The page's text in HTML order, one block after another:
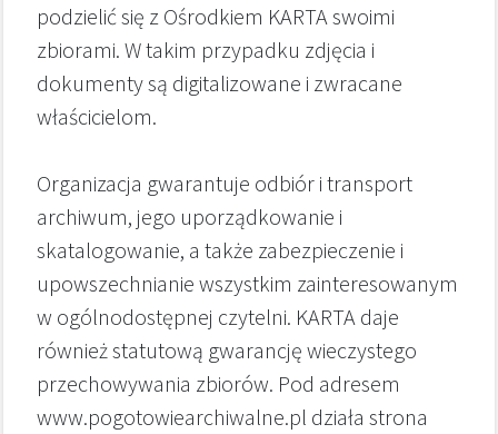
podzielić się z Ośrodkiem KARTA swoimi
zbiorami. W takim przypadku zdjęcia i
dokumenty są digitalizowane i zwracane
właścicielom.
Organizacja gwarantuje odbiór i transport
archiwum, jego uporządkowanie i
skatalogowanie, a także zabezpieczenie i
upowszechnianie wszystkim zainteresowanym
w ogólnodostępnej czytelni. KARTA daje
również statutową gwarancję wieczystego
przechowywania zbiorów. Pod adresem
www.pogotowiearchiwalne.pl działa strona